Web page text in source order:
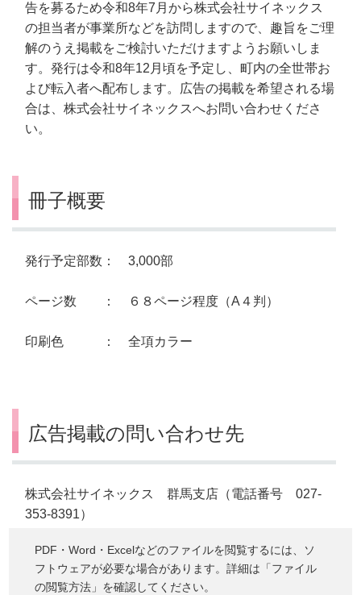
告を募るため令和8年7月から株式会社サイネックス
の担当者が事業所などを訪問しますので、趣旨をご理
解のうえ掲載をご検討いただけますようお願いしま
す。発行は令和8年12月頃を予定し、町内の全世帯お
よび転入者へ配布します。広告の掲載を希望される場
合は、株式会社サイネックスへお問い合わせくださ
い。
冊子概要
発行予定部数： 3,000部
ページ数 ： ６８ページ程度（A４判）
印刷色 ： 全項カラー
広告掲載の問い合わせ先
株式会社サイネックス 群馬支店（電話番号 027-
353-8391）
PDF・Word・Excelなどのファイルを閲覧するには、ソ
フトウェアが必要な場合があります。詳細は「ファイル
の閲覧方法」を確認してください。